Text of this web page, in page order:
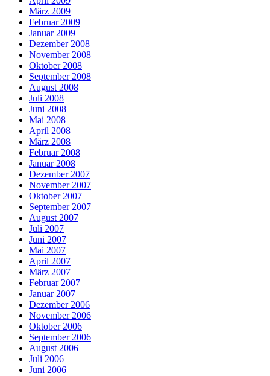
März 2009
Februar 2009
Januar 2009
Dezember 2008
November 2008
Oktober 2008
September 2008
August 2008
Juli 2008
Juni 2008
Mai 2008
April 2008
März 2008
Februar 2008
Januar 2008
Dezember 2007
November 2007
Oktober 2007
September 2007
August 2007
Juli 2007
Juni 2007
Mai 2007
April 2007
März 2007
Februar 2007
Januar 2007
Dezember 2006
November 2006
Oktober 2006
September 2006
August 2006
Juli 2006
Juni 2006